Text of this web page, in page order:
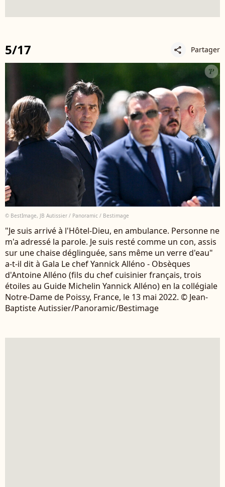
5/17 share Partager
© BestImage, JB Autissier / Panoramic / Bestimage
"Je suis arrivé à l'Hôtel-Dieu, en ambulance. Personne ne
m'a adressé la parole. Je suis resté comme un con, assis
sur une chaise déglinguée, sans même un verre d'eau"
a-t-il dit à Gala Le chef Yannick Alléno - Obsèques
d'Antoine Alléno (fils du chef cuisinier français, trois
étoiles au Guide Michelin Yannick Alléno) en la collégiale
Notre-Dame de Poissy, France, le 13 mai 2022. © Jean-
Baptiste Autissier/Panoramic/Bestimage